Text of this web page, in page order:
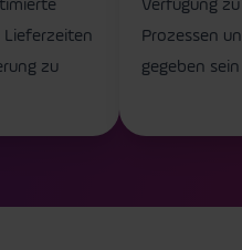
Lieferzeiten
zu
Verfügung
Prozessen
gegeben